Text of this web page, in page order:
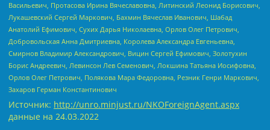
Васильевич, Протасова Ирина Вячеславовна, Литинский Леонид Борисович,
Лукашевский Сергей Маркович, Бахмин Вячеслав Иванович, Шабад
Анатолий Ефимович, Сухих Дарья Николаевна, Орлов Олег Петрович,
Добровольская Анна Дмитриевна, Королева Александра Евгеньевна,
Смирнов Владимир Александрович, Вицин Сергей Ефимович, Золотухин
Борис Андреевич, Левинсон Лев Семенович, Локшина Татьяна Иосифовна,
Орлов Олег Петрович, Полякова Мара Федоровна, Резник Генри Маркович,
Захаров Герман Константинович
Источник: http://unro.minjust.ru/NKOForeignAgent.aspx
данные на 24.03.2022